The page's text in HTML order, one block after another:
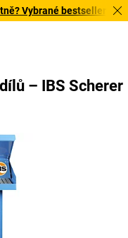
Vybrané bestsellery
– IBS Scherer